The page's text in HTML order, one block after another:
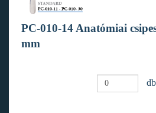
PC-010-14 Anatómiai
mm